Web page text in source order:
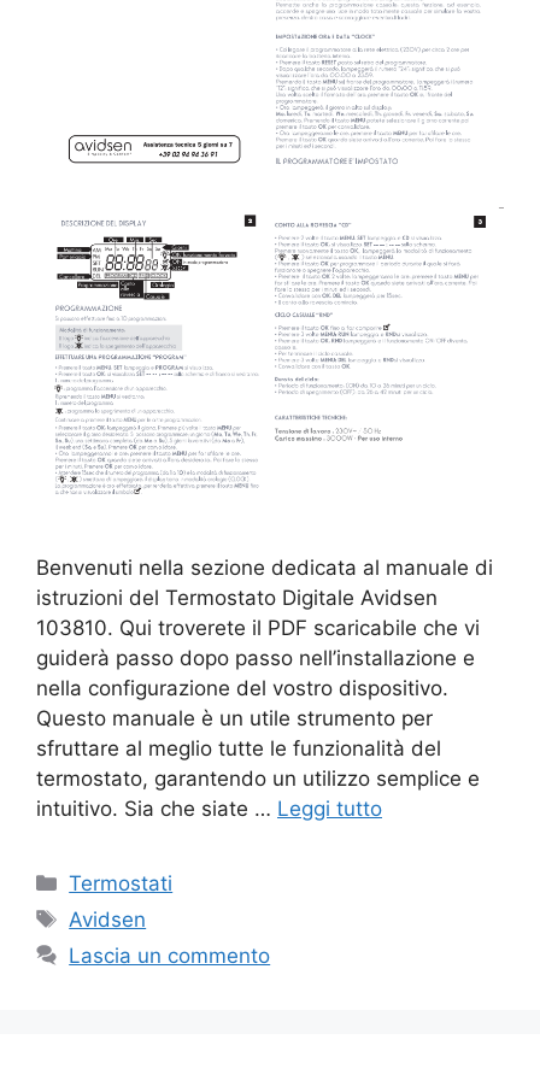
Benvenuti nella sezione dedicata al manuale di
istruzioni del Termostato Digitale Avidsen
103810. Qui troverete il PDF scaricabile che vi
guiderà passo dopo passo nell’installazione e
nella configurazione del vostro dispositivo.
Questo manuale è un utile strumento per
sfruttare al meglio tutte le funzionalità del
termostato, garantendo un utilizzo semplice e
intuitivo. Sia che siate … Leggi tutto
Categorie
Termostati
Tag
Avidsen
Lascia un commento